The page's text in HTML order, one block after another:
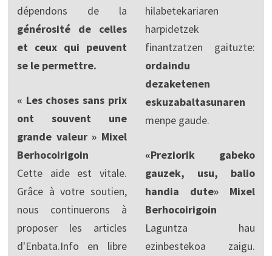
dépendons de la
générosité de celles
et ceux qui peuvent
se le permettre.
« Les choses sans prix
ont souvent une
grande valeur » Mixel
Berhocoirigoin
Cette aide est vitale.
Grâce à votre soutien,
nous continuerons à
proposer les articles
d'Enbata.Info en libre
hilabetekariaren
harpidetzek
finantzatzen gaituzte:
ordaindu
dezaketenen
eskuzabaltasunaren
menpe gaude.
«Preziorik gabeko
gauzek, usu, balio
handia dute» Mixel
Berhocoirigoin
Laguntza hau
ezinbestekoa zaigu.